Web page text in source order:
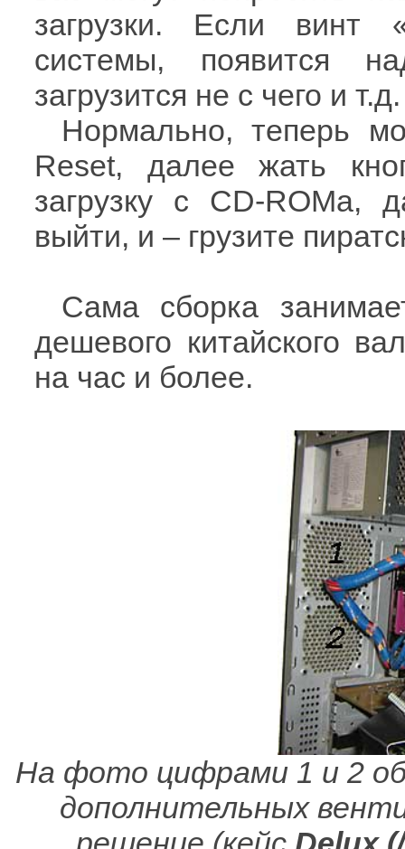
загрузки. Если винт
системы, появится
загрузится не с чего и т.д.
Нормально, теперь
Reset, далее жать
загрузку с CD-ROMa,
выйти, и – грузите
Сама сборка
дешевого китайского
на час и более.
На фото цифрами 1 и 2
дополнительных